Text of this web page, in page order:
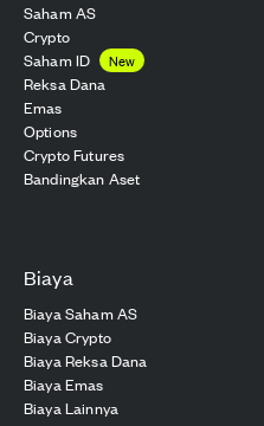
Saham AS
Crypto
Saham ID
New
Reksa Dana
Emas
Options
Crypto Futures
Bandingkan Aset
Biaya
Biaya Saham AS
Biaya Crypto
Biaya Reksa Dana
Biaya Emas
Biaya Lainnya